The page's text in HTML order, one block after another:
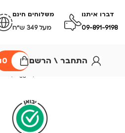
דברו איתנו
09-891-9198
משלוחים חינם
מעל 349 ש״ח
התחבר \ הרשם 0